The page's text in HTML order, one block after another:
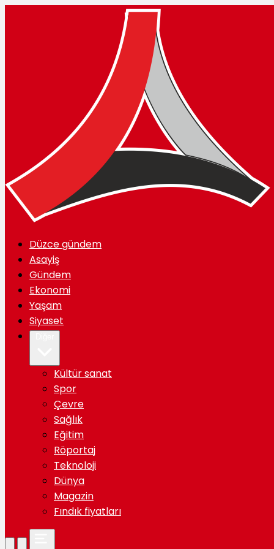
Düzce gündem
Asayiş
Gündem
Ekonomi
Yaşam
Siyaset
Kültür sanat
Spor
Çevre
Sağlık
Eğitim
Röportaj
Teknoloji
Dünya
Magazin
Fındık fiyatları